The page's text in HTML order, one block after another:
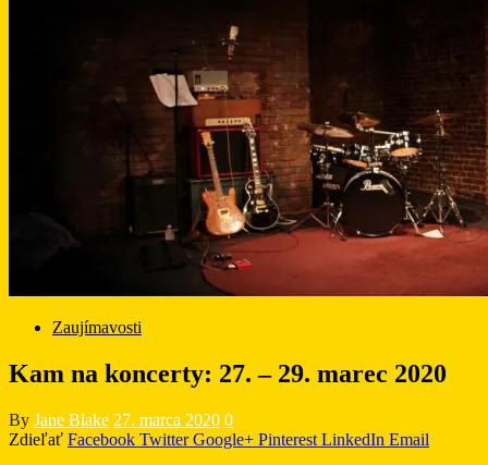
Zaujímavosti
Kam na koncerty: 27. – 29. marec 2020
By Jane Blake 27. marca 2020 0
Zdieľať Facebook Twitter Google+ Pinterest LinkedIn Email